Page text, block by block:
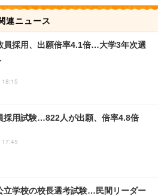
連ニュース
員採用、出願倍率4.1倍…大学3年次選
18:15
採用試験…822人が出願、倍率4.8倍
17:45
立学校の校長選考試験…民間リーダー